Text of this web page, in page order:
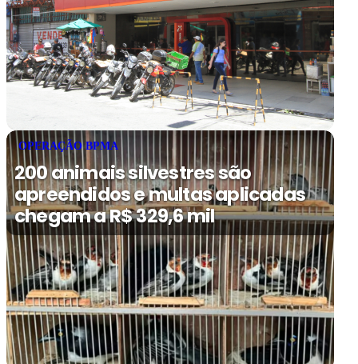
OPERAÇÃO BPMA
200 animais silvestres são
apreendidos e multas aplicadas
chegam a R$ 329,6 mil